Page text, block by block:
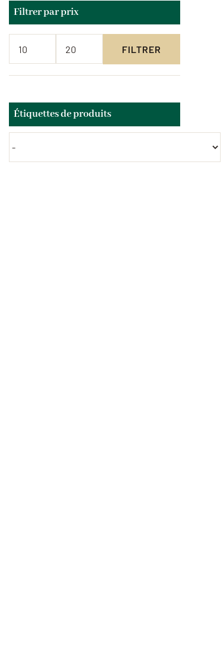
Filtrer par prix
Prix
min
Prix
max
FILTRER
Étiquettes de produits